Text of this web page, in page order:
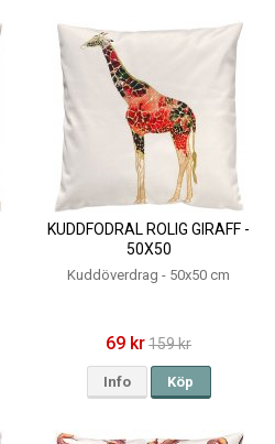
KUDDFODRAL ROLIG GIRAFF -
50X50
Kuddöverdrag - 50x50 cm
69 kr159 kr
Info Köp